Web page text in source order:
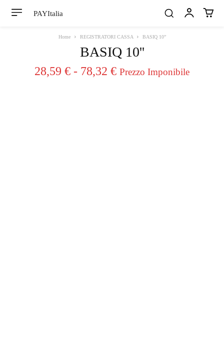
PAYItalia
Home REGISTRATORI CASSA BASIQ 10”
BASIQ 10''
28,59 € - 78,32 €Fascia
Prezzo Imponibile